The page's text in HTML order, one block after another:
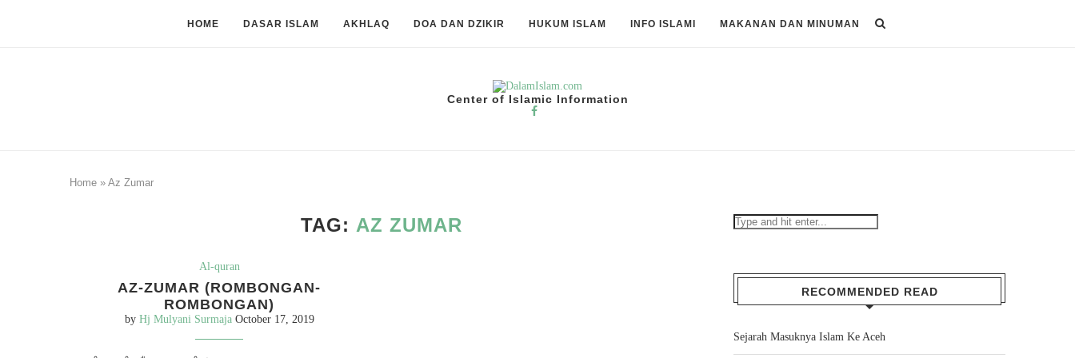
HOME DASAR ISLAM AKHLAQ DOA DAN DZIKIR HUKUM ISLAM INFO ISLAMI MAKANAN DAN MINUMAN
Center of Islamic Information
Home » Az Zumar
TAG: AZ ZUMAR
Al-quran
AZ-ZUMAR (ROMBONGAN-
ROMBONGAN)
by Hj Mulyani Surmaja October 17, 2019
RECOMMENDED READ
Sejarah Masuknya Islam Ke Aceh